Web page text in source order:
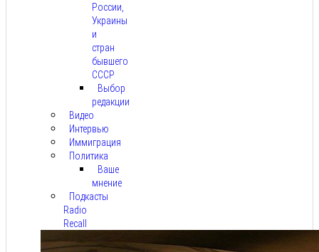
России,
Украины
и
стран
бывшего
СССР
Выбор
редакции
Видео
Интервью
Иммиграция
Политика
Ваше
мнение
Подкасты
Radio
Recall